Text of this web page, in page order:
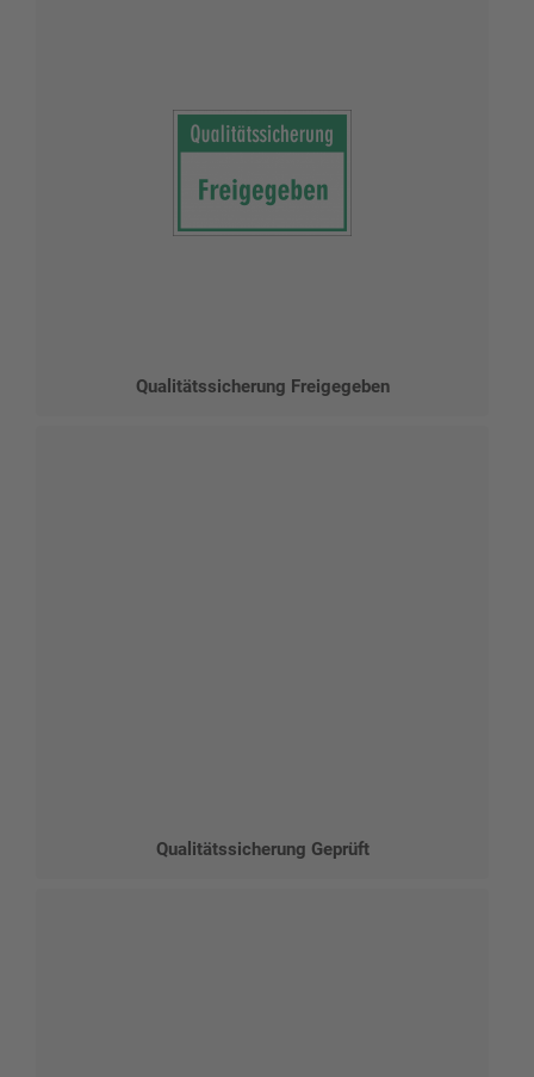
Qualitätssicherung Freigegeben
Qualitätssicherung Geprüft